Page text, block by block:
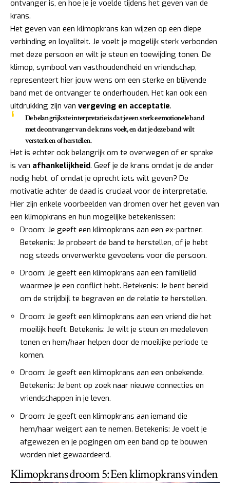
ontvanger is, en hoe je je voelde tijdens het geven van de
krans.
Het geven van een klimopkrans kan wijzen op een diepe
verbinding en loyaliteit. Je voelt je mogelijk sterk verbonden
met deze persoon en wilt je steun en toewijding tonen. De
klimop, symbool van vasthoudendheid en vriendschap,
representeert hier jouw wens om een sterke en blijvende
band met de ontvanger te onderhouden. Het kan ook een
uitdrukking zijn van vergeving en acceptatie.
De belangrijkste interpretatie is dat je een sterke emotionele band
met de ontvanger van de krans voelt, en dat je deze band wilt
versterken of herstellen.
Het is echter ook belangrijk om te overwegen of er sprake
is van afhankelijkheid. Geef je de krans omdat je de ander
nodig hebt, of omdat je oprecht iets wilt geven? De
motivatie achter de daad is cruciaal voor de interpretatie.
Hier zijn enkele voorbeelden van dromen over het geven van
een klimopkrans en hun mogelijke betekenissen:
Droom: Je geeft een klimopkrans aan een ex-partner.
Betekenis: Je probeert de band te herstellen, of je hebt
nog steeds onverwerkte gevoelens voor die persoon.
Droom: Je geeft een klimopkrans aan een familielid
waarmee je een conflict hebt. Betekenis: Je bent bereid
om de strijdbijl te begraven en de relatie te herstellen.
Droom: Je geeft een klimopkrans aan een vriend die het
moeilijk heeft. Betekenis: Je wilt je steun en medeleven
tonen en hem/haar helpen door de moeilijke periode te
komen.
Droom: Je geeft een klimopkrans aan een onbekende.
Betekenis: Je bent op zoek naar nieuwe connecties en
vriendschappen in je leven.
Droom: Je geeft een klimopkrans aan iemand die
hem/haar weigert aan te nemen. Betekenis: Je voelt je
afgewezen en je pogingen om een band op te bouwen
worden niet gewaardeerd.
Klimopkrans droom 5: Een klimopkrans vinden